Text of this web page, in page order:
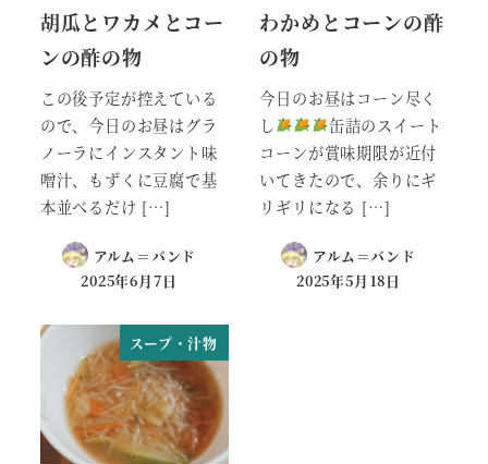
胡瓜とワカメとコー
ンの酢の物
この後予定が控えている
ので、今日のお昼はグラ
ノーラにインスタント味
噌汁、もずくに豆腐で基
本並べるだけ […]
アルム＝バンド
2025年6月7日
わかめとコーンの酢
の物
今日のお昼はコーン尽く
し
缶詰のスイート
コーンが賞味期限が近付
いてきたので、余りにギ
リギリになる […]
アルム＝バンド
2025年5月18日
スープ・汁物